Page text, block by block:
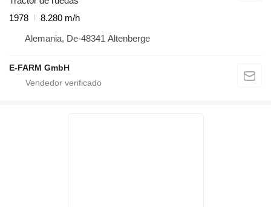
1978
8.280 m/h
Alemania, De-48341 Altenberge
E-FARM GmbH